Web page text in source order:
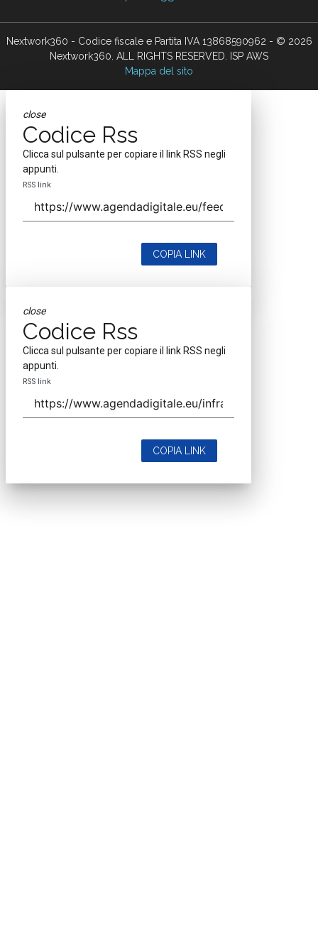
Nextwork360 - Codice fiscale e Partita IVA 13868590962 - © 2026
Nextwork360. ALL RIGHTS RESERVED. ISP AWS
Mappa del sito
close
Codice Rss
Clicca sul pulsante per copiare il link RSS negli
appunti.
RSS link
COPIA LINK
close
Codice Rss
Clicca sul pulsante per copiare il link RSS negli
appunti.
RSS link
COPIA LINK